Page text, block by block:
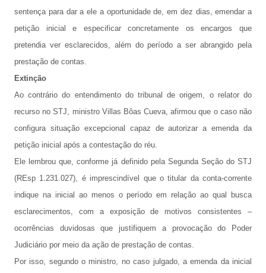
sentença para dar a ele a oportunidade de, em dez dias, emendar a
petição inicial e especificar concretamente os encargos que
pretendia ver esclarecidos, além do período a ser abrangido pela
prestação de contas.
Extinção
Ao contrário do entendimento do tribunal de origem, o relator do
recurso no STJ, ministro Villas Bôas Cueva, afirmou que o caso não
configura situação excepcional capaz de autorizar a emenda da
petição inicial após a contestação do réu.
Ele lembrou que, conforme já definido pela Segunda Seção do STJ
(REsp 1.231.027), é imprescindível que o titular da conta-corrente
indique na inicial ao menos o período em relação ao qual busca
esclarecimentos, com a exposição de motivos consistentes –
ocorrências duvidosas que justifiquem a provocação do Poder
Judiciário por meio da ação de prestação de contas.
Por isso, segundo o ministro, no caso julgado, a emenda da inicial